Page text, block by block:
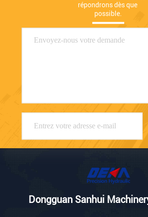
répondrons dès que
possible.
Dongguan Sanhui